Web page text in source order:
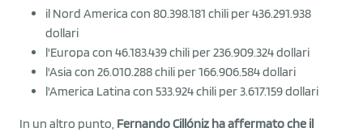
il Nord America con 80.398.181 chili per 436.291.938
dollari
l'Europa con 46.183.439 chili per 236.909.324 dollari
l'Asia con 26.010.288 chili per 166.906.584 dollari
l'America Latina con 533.924 chili per 3.617.159 dollari
In un altro punto, Fernando Cillóniz ha affermato che il